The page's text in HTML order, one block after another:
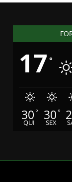
17 °
30 °
QUI
30 °
SEX